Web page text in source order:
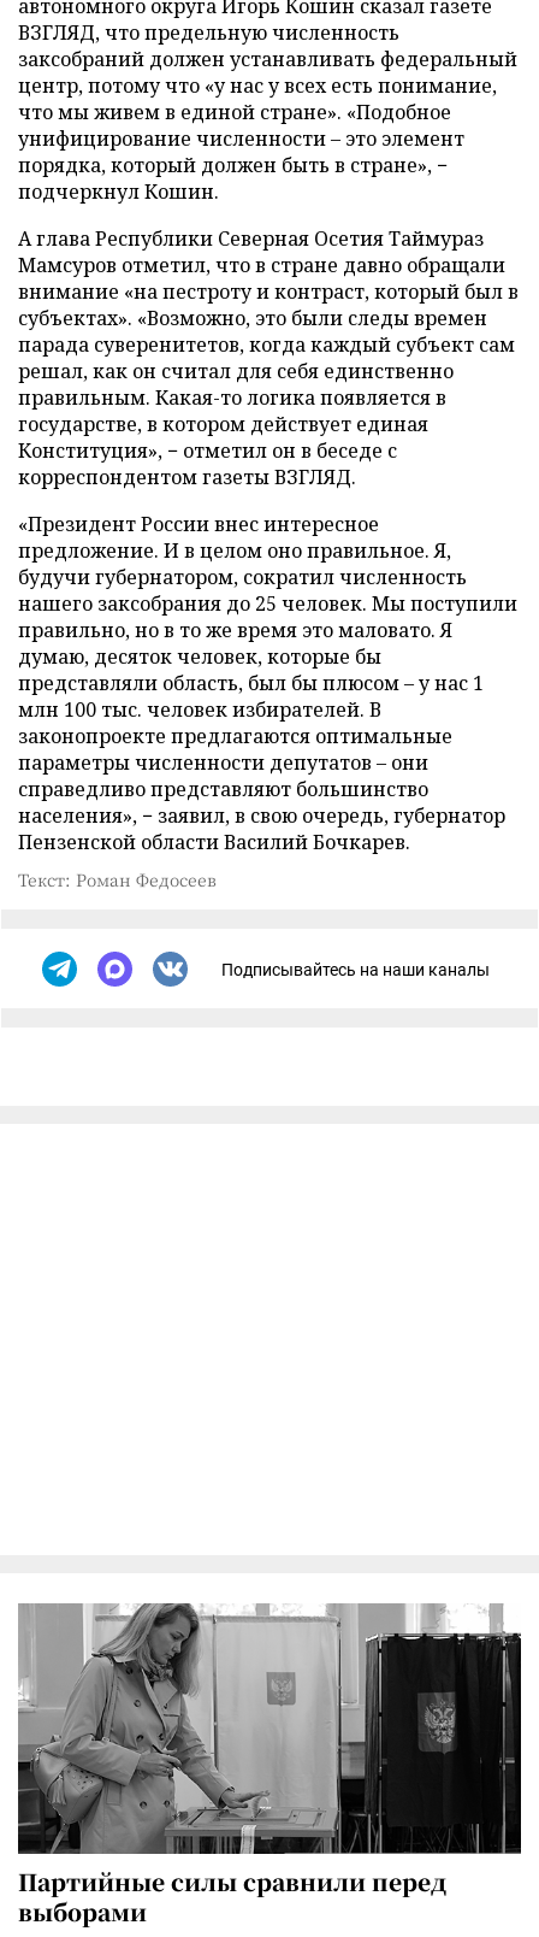
автономного округа Игорь Кошин сказал газете
ВЗГЛЯД, что предельную численность
заксобраний должен устанавливать федеральный
центр, потому что «у нас у всех есть понимание,
что мы живем в единой стране». «Подобное
унифицирование численности – это элемент
порядка, который должен быть в стране», −
подчеркнул Кошин.
А глава Республики Северная Осетия Таймураз
Мамсуров отметил, что в стране давно обращали
внимание «на пестроту и контраст, который был в
субъектах». «Возможно, это были следы времен
парада суверенитетов, когда каждый субъект сам
решал, как он считал для себя единственно
правильным. Какая-то логика появляется в
государстве, в котором действует единая
Конституция», − отметил он в беседе с
корреспондентом газеты ВЗГЛЯД.
«Президент России внес интересное
предложение. И в целом оно правильное. Я,
будучи губернатором, сократил численность
нашего заксобрания до 25 человек. Мы поступили
правильно, но в то же время это маловато. Я
думаю, десяток человек, которые бы
представляли область, был бы плюсом – у нас 1
млн 100 тыс. человек избирателей. В
законопроекте предлагаются оптимальные
параметры численности депутатов – они
справедливо представляют большинство
населения», − заявил, в свою очередь, губернатор
Пензенской области Василий Бочкарев.
Текст: Роман Федосеев
Подписывайтесь на наши каналы
Партийные силы сравнили перед
выборами